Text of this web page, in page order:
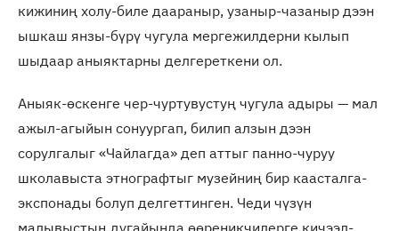
кижиниң холу-биле даараныр, узаныр-чазаныр дээн
ышкаш янзы-бүрү чугула мергежилдерни кылып
шыдаар аныяктарны делгереткени ол.
Аныяк-өскенге чер-чуртувустуң чугула адыры — мал
ажыл-агыйын сонуургап, билип алзын дээн
сорулгалыг «Чайлагда» деп аттыг панно-чуруу
школавыста этнографтыг музейниң бир каасталга-
экспонады болуп делгеттинген. Чеди чүзүн
малывыстың дугайында өөреникчилерге кичээл-